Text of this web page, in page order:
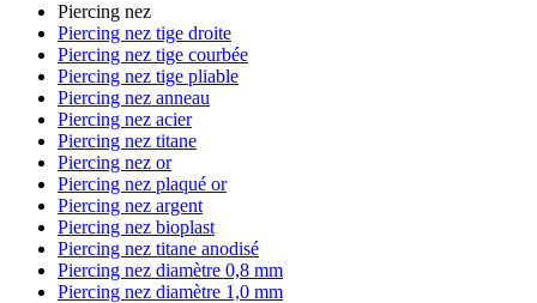
Piercing nez
Piercing nez tige droite
Piercing nez tige courbée
Piercing nez tige pliable
Piercing nez anneau
Piercing nez acier
Piercing nez titane
Piercing nez or
Piercing nez plaqué or
Piercing nez argent
Piercing nez bioplast
Piercing nez titane anodisé
Piercing nez diamètre 0,8 mm
Piercing nez diamètre 1,0 mm